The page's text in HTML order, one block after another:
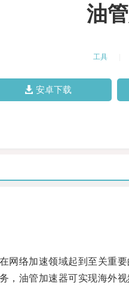
油
工具
安卓下载
络加速领域起到至关重要
油管加速器可实现海外视